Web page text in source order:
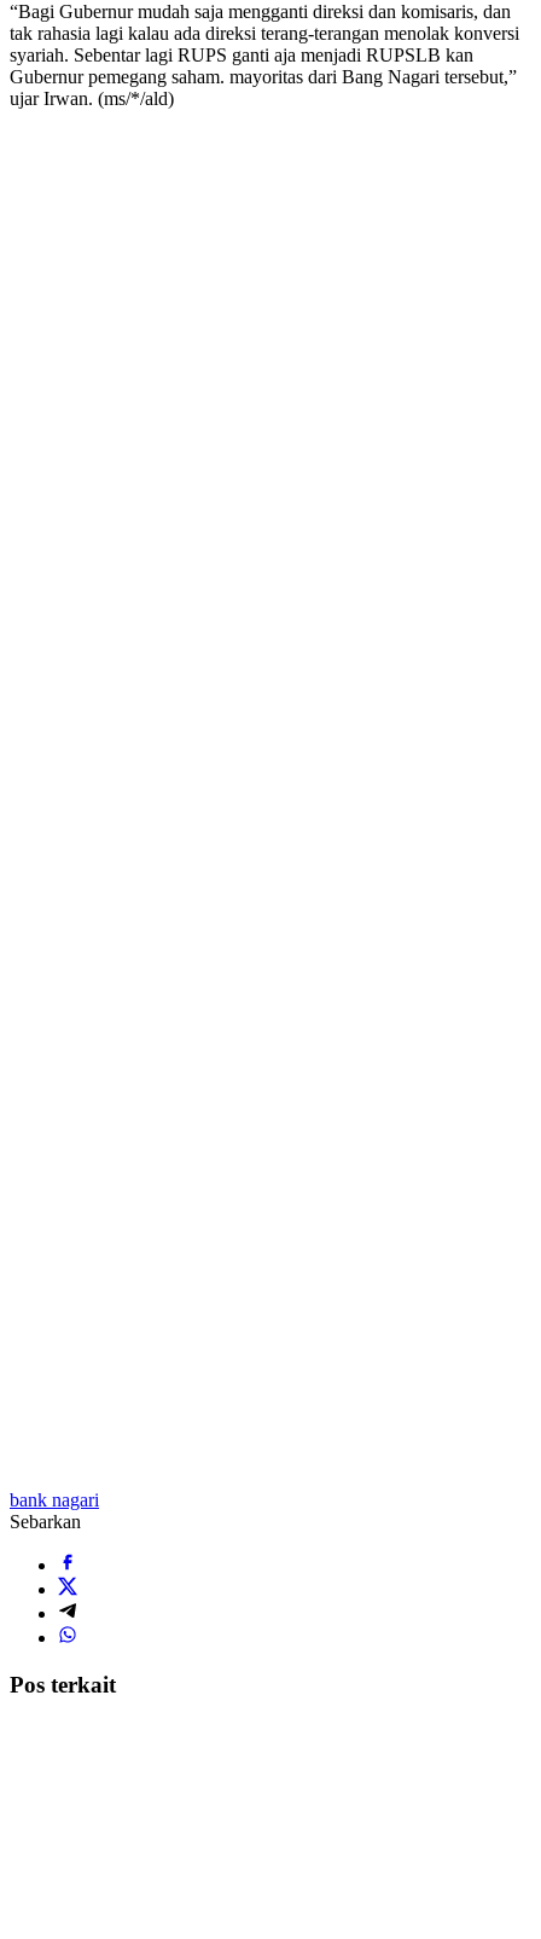
“Bagi Gubernur mudah saja mengganti direksi dan komisaris, dan
tak rahasia lagi kalau ada direksi terang-terangan menolak konversi
syariah. Sebentar lagi RUPS ganti aja menjadi RUPSLB kan
Gubernur pemegang saham. mayoritas dari Bang Nagari tersebut,”
ujar Irwan. (ms/*/ald)
bank nagari
Sebarkan
Pos terkait